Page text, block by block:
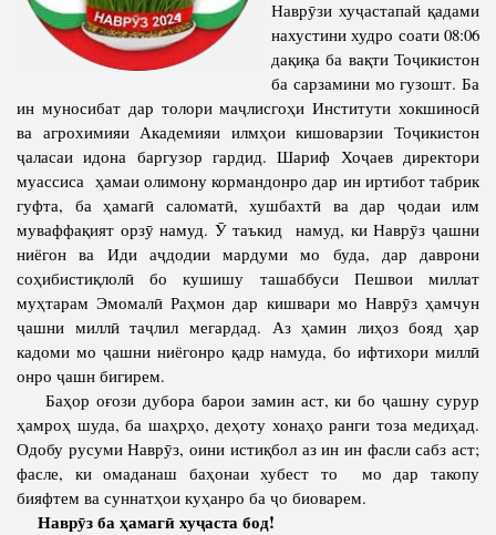
Полномочия
Биография
Книги
Статьи
Пресс-центр
ПРЕЗИДЕНТ РЕСПУБЛИКИ ТАДЖИКИСТАН
Структура Института
Руководители и сотрудники
История руководителей
Наврӯзи хуҷастапай қадами
нахустини худро соати 08:06
дақиқа ба вақти Тоҷикистон
ба сарзамини мо гузошт. Ба
ин муносибат дар толори маҷлисгоҳи Институти хокшиносӣ
ва агрохимияи Академияи илмҳои кишоварзии Тоҷикистон
ҷаласаи идона баргузор гардид. Шариф Хоҷаев директори
муассиса ҳамаи олимону кормандонро дар ин иртибот табрик
гуфта, ба ҳамагӣ саломатӣ, хушбахтӣ ва дар ҷодаи илм
муваффақият орзӯ намуд. Ӯ таъкид намуд, ки Наврӯз ҷашни
ниёгон ва Иди аҷдодии мардуми мо буда, дар даврони
соҳибистиқлолӣ бо кушишу ташаббуси Пешвои миллат
муҳтарам Эмомалӣ Раҳмон дар кишвари мо Наврӯз ҳамчун
ҷашни миллӣ таҷлил мегардад. Аз ҳамин лиҳоз бояд ҳар
кадоми мо ҷашни ниёгонро қадр намуда, бо ифтихори миллӣ
онро ҷашн бигирем.
Баҳор оғози дубора барои замин аст, ки бо ҷашну сурур
ҳамроҳ шуда, ба шаҳрҳо, деҳоту хонаҳо ранги тоза медиҳад.
Одобу русуми Наврӯз, оини истиқбол аз ин ин фасли сабз аст;
фасле, ки омаданаш баҳонаи хубест то мо дар такопу
бияфтем ва суннатҳои куҳанро ба ҷо биоварем.
Наврӯз ба ҳамагӣ хуҷаста бод!